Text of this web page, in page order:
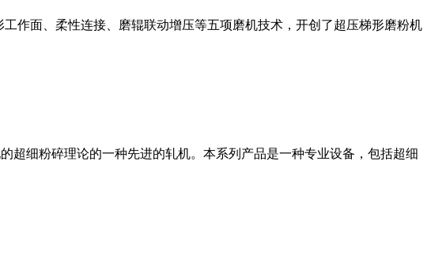
作面、柔性连接、磨辊联动增压等五项磨机技术，开创了超压梯形磨粉机
超细粉碎理论的一种先进的轧机。本系列产品是一种专业设备，包括超细